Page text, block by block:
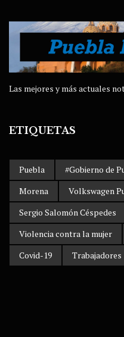
Las mejores y más actuales
ETIQUETAS
Puebla #Gobierno de
Morena
Volkswagen
Sergio Salomón Céspedes
Violencia contra la mujer
Covid-19
Trabajadores